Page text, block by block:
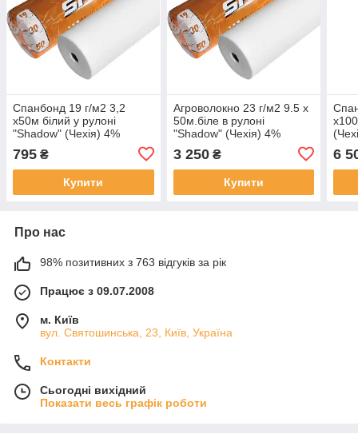
Спанбонд 19 г/м2 3,2
х50м білий у рулоні
"Shadow" (Чехія) 4%
агроволокно для укриття
винограду на зиму
795 ₴
Купити
Агроволокно 23 г/м2 9.5 х
50м.біле в рулоні
"Shadow" (Чехія) 4%
3 250₴
Купити
6
Про нас
98% позитивних з 763 відгуків за рік
Працює з 09.07.2008
м. Київ
вул. Святошинська, 23, Київ, Україна
Контакти
Сьогодні вихідний
Показати весь графік роботи